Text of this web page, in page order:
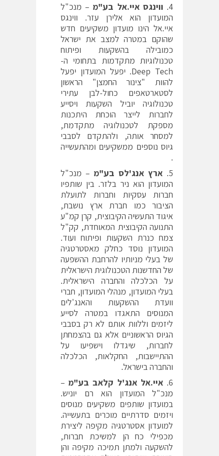
ווינגס איי.אל בע"מ– מנכ"ל
המועדון הוא אלירן עזר. ווינגס
איי.אל הינו מועדון משקיעים חדש
שהוקם במטרה למצב את ישראל
כמובילה בהשקעות ופיתוח
טכנולוגיות מתקדמות בתחומי ה-
Deep Tech. יפעל המועדון יפעל
להוות "צינור החמצן" הראשון
לסטארטאפים כחול-לבן עתירי
טכנולוגיה יוביל השקעות ויסייע
לחברות לייצר הוכחת היתכנות
מספקת לטכנולוגיה מתקדמת,
למסחר אותה, ולהתקדם לסבבי
גיוס נוספים ממשקיעים ומהתעשייה
.
ארץ אנג'לס בע"מ– מנכ"ל
המועדון הוא ניר בלזר. בין שותפיו
חברות עסקיות וחברות לתועלת
הציבור כמו חברת ארץ נושבת,
איגוד התעשיה הקיבוצית, קרן קמ"ע
התנועה הקיבוצית המאוחדת, קק"ל
צמח כנרת השקעות ופיתוח ועוד.
המועדון נוסד כחלק מאסטרטגיה
של בעלי מניותיו להרחבת ההשפעה
של החדשנות הטכנולוגית הישראלית
על הכלכלה והחברה הישראלית.
בעלי המועדון, מנהלי המועדון, חברי
וועדת ההשקעות והאנג'לים
המנוסים התאגדו במטרה לסייע
ליזמים וללוות אותם לא רק בסבבי
הגיוס הראשוניים אלא גם בהצמחתן
לחברות, שיגדלו וישפיעו על
ההתיישבות, החקלאות, הכלכלה
והחברה בישראל.
איי.אל אנג'ל קלאב בע"מ–
מנכ"ל המועדון הוא רם יוניש.
במועדון שותפים משקיעים מנוסים
ויזמים סדרתיים מוכרים בתעשייה.
למועדון אסטרטגיה מקיפה ליצירת
מכפילי כח הן למשיכת חברות,
להשקעה ולמתן תמיכה מקיפה והן